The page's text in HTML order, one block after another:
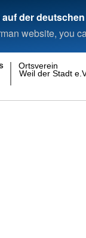
der
website, you
Weil der Stadt
Ortsverein